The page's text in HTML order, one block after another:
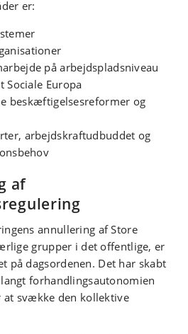
er:
på arbejdspladsniveau
Sociale Europa
beskæftigelsesreformer og
arbejdskraftudbuddet og
af
annullering af Store
grupper i det offentlige, er
på dagsordenen. Det har skabt
forhandlingsautonomien
svække den kollektive